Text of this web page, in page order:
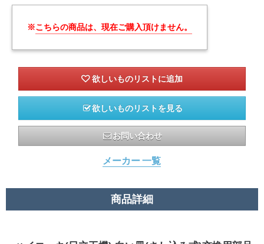
※こちらの商品は、現在ご購入頂けません。
欲しいものリストを見る
お問い合わせ
メーカー 一覧
商品詳細